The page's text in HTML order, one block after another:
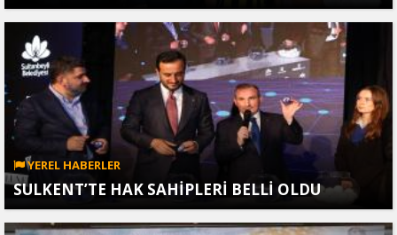
YEREL HABERLER
SULKENT’TE HAK SAHİPLERİ BELLİ OLDU